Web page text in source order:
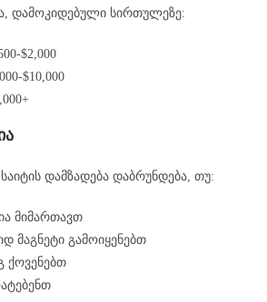
დამოკიდებული სირთულეზე:
$2,000
$10,000
დამზადება დაბრუნდება, თუ:
მიმართავთ
მაგნეტი გამოიყენებთ
ქოვენებთ